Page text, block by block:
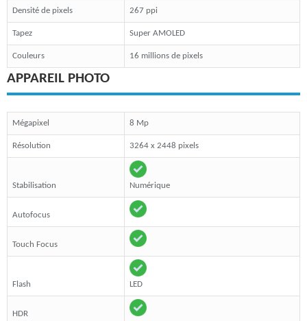
Densité de pixels 267 ppi
Tapez Super AMOLED
Couleurs 16 millions de pixels
APPAREIL PHOTO
Mégapixel 8 Mp
Résolution 3264 x 2448 pixels
Stabilisation Numérique
Autofocus
Touch Focus
Flash LED
HDR